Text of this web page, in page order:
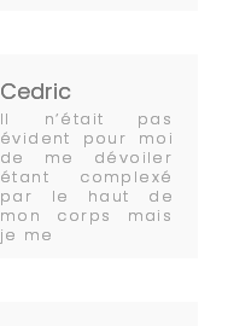
Cedric
Il n’était pas
évident pour moi
de me dévoiler
étant complexé
par le haut de
mon corps mais
je me